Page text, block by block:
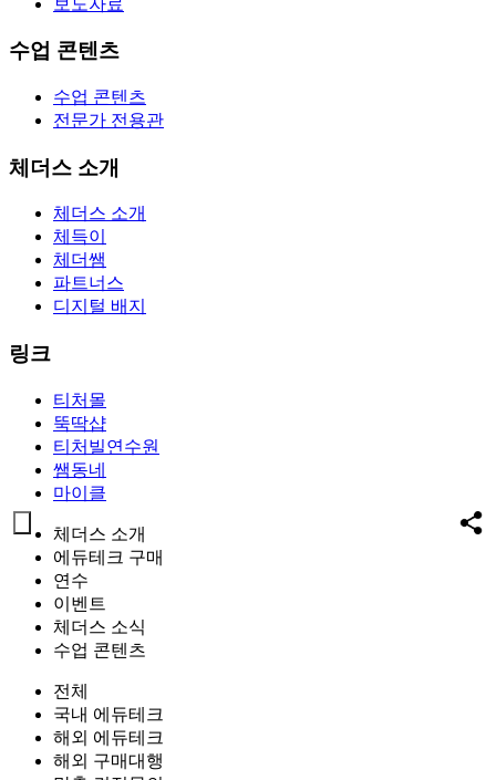
수업 콘텐츠
수업 콘텐츠
전문가 전용관
체더스 소개
체더스 소개
체득이
체더쌤
파트너스
디지털 배지
링크
티처몰
뚝딱샵
티처빌연수원
쌤동네
마이클
체더스 소개
에듀테크 구매
연수
이벤트
체더스 소식
수업 콘텐츠
전체
국내 에듀테크
해외 에듀테크
해외 구매대행